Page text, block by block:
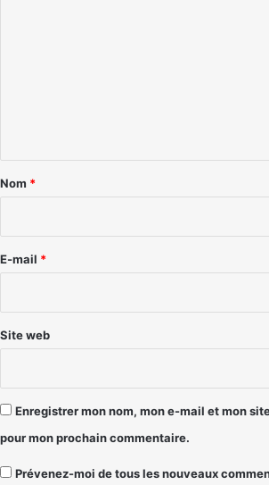
a
e
Nom *
E-mail *
Site web
Enregistrer mon nom, mon e-mail et mon
pour mon prochain commentaire.
Prévenez-moi de tous les nouveaux